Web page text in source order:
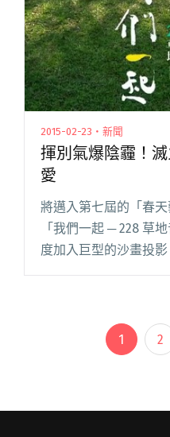
款！"
2015-02-23・新聞
揮別氣爆陰霾！
愛
將邁入第七屆的「春
「我們一起 ─ 228 草
度加入巨型的沙畫投
合唱團共同演出經典
耀明以歌傳愛"1 2